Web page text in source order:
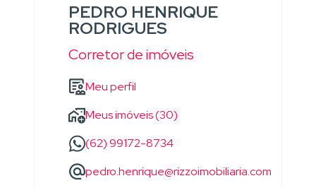
PEDRO HENRIQUE
RODRIGUES
Corretor de imóveis
Meu perfil
Meus imóveis (30)
(62) 99172-8734
pedro.henrique@rizzoimobiliaria.com